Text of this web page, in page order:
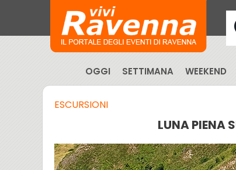
OGGI SETTIMANA WEEKEND
ESCURSIONI
LUNA PIENA